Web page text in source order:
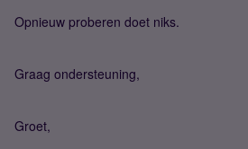
Opnieuw proberen doet niks.
Graag ondersteuning,
Groet,